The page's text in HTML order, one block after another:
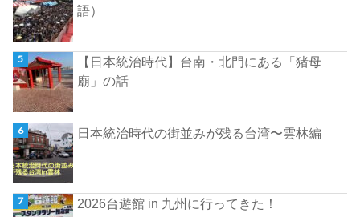
語）
【日本統治時代】台南・北門にある「猪母
廟」の話
日本統治時代の街並みが残る台湾〜雲林編
2026台遊館 in 九州に行ってきた！